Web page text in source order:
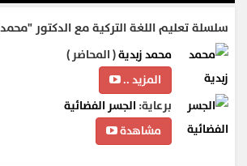
سلسلة تعليم اللغة التركية مع الدكتور "محمد
محمد زبدية( المحاضر )
المزيد ..
برعاية: الجسر الفضائية
مشاهدة